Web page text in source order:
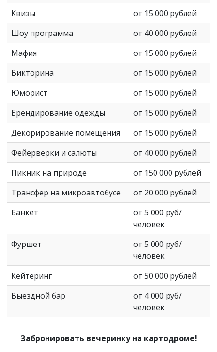
Квизы
от 15 000 рублей
Шоу программа
от 40 000 рублей
Мафия
от 15 000 рублей
Викторина
от 15 000 рублей
Юморист
от 15 000 рублей
Брендирование одежды
от 15 000 рублей
Декорирование помещения
от 15 000 рублей
Фейерверки и салюты
от 40 000 рублей
Пикник на природе
от 150 000 рублей
Трансфер на микроавтобусе
от 20 000 рублей
Банкет
от 5 000 руб/
человек
Фуршет
от 5 000 руб/
человек
Кейтеринг
от 50 000 рублей
Выездной бар
от 4 000 руб/
человек
Забронировать вечеринку на картодроме!